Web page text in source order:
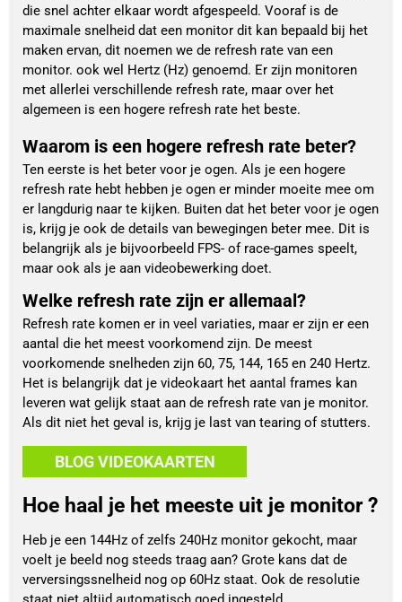
die snel achter elkaar wordt afgespeeld. Vooraf is de
maximale snelheid dat een monitor dit kan bepaald bij het
maken ervan, dit noemen we de refresh rate van een
monitor. ook wel Hertz (Hz) genoemd. Er zijn monitoren
met allerlei verschillende refresh rate, maar over het
algemeen is een hogere refresh rate het beste.
Waarom is een hogere refresh rate beter?
Ten eerste is het beter voor je ogen. Als je een hogere
refresh rate hebt hebben je ogen er minder moeite mee om
er langdurig naar te kijken. Buiten dat het beter voor je ogen
is, krijg je ook de details van bewegingen beter mee. Dit is
belangrijk als je bijvoorbeeld FPS- of race-games speelt,
maar ook als je aan videobewerking doet.
Welke refresh rate zijn er allemaal?
Refresh rate komen er in veel variaties, maar er zijn er een
aantal die het meest voorkomend zijn. De meest
voorkomende snelheden zijn 60, 75, 144, 165 en 240 Hertz.
Het is belangrijk dat je videokaart het aantal frames kan
leveren wat gelijk staat aan de refresh rate van je monitor.
Als dit niet het geval is, krijg je last van tearing of stutters.
BLOG VIDEOKAARTEN
Hoe haal je het meeste uit je monitor ?
Heb je een 144Hz of zelfs 240Hz monitor gekocht, maar
voelt je beeld nog steeds traag aan? Grote kans dat de
verversingssnelheid nog op 60Hz staat. Ook de resolutie